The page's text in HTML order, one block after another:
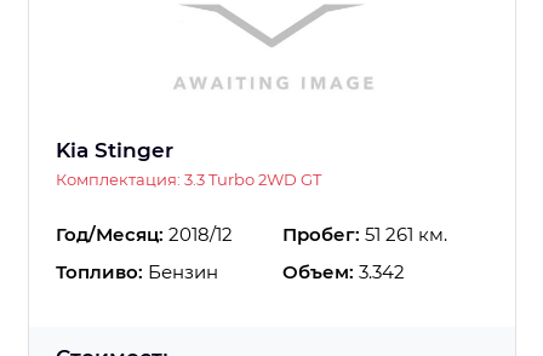
Kia Stinger
Комплектация: 3.3 Turbo 2WD GT
Год/Месяц: 2018/12 Пробег: 51 261 км.
Топливо: Бензин Объем: 3.342